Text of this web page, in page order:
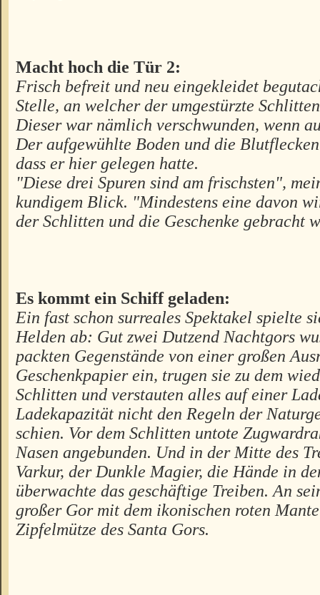
Macht hoch die Tür 2:
Frisch befreit und neu eingekleidet
Stelle, an welcher der umgestürzte
Dieser war nämlich verschwunden, wenn
Der aufgewühlte Boden und die
dass er hier gelegen hatte.
"Diese drei Spuren sind am frischsten",
kundigem Blick. "Mindestens eine davon
der Schlitten und die Geschenke gebracht
Es kommt ein Schiff geladen:
Ein fast schon surreales Spektakel spielte
Helden ab: Gut zwei Dutzend Nachtgors
packten Gegenstände von einer großen
Geschenkpapier ein, trugen sie zu dem
Schlitten und verstauten alles auf einer
Ladekapazität nicht den Regeln der
schien. Vor dem Schlitten untote
Nasen angebunden. Und in der Mitte des
Varkur, der Dunkle Magier, die Hände in
überwachte das geschäftige Treiben. An
großer Gor mit dem ikonischen roten
Zipfelmütze des Santa Gors.